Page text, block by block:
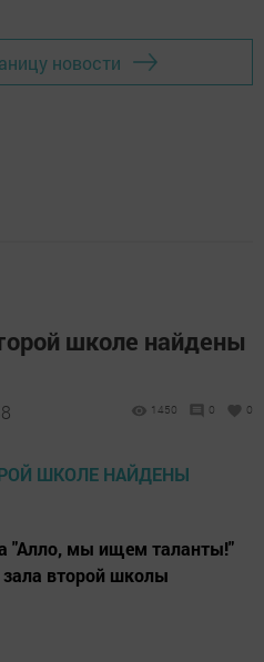
новости
школе найдены
1450 0 0
"Алло, мы ищем таланты!"
зала второй школы